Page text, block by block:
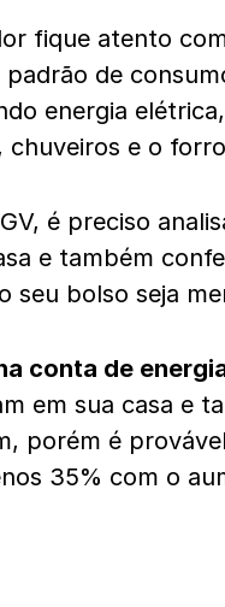
fique atento
de
energia
e o
é preciso
e também
seu bolso seja
conta de
em sua casa e
porém é
35% com o